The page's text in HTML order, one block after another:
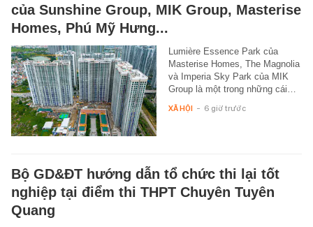
của Sunshine Group, MIK Group, Masterise
Homes, Phú Mỹ Hưng...
Lumière Essence Park của
Masterise Homes, The Magnolia
và Imperia Sky Park của MIK
Group là một trong những cái…
XÃ HỘI - 6 giờ trước
Bộ GD&ĐT hướng dẫn tổ chức thi lại tốt
nghiệp tại điểm thi THPT Chuyên Tuyên
Quang